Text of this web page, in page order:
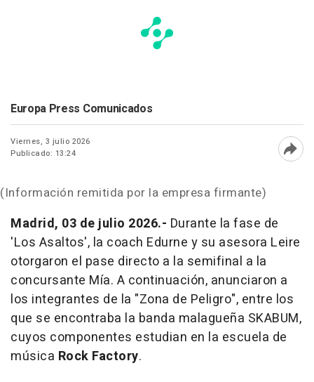
Europa Press Comunicados
Viernes, 3 julio 2026
Publicado: 13:24
(Información remitida por la empresa firmante)
Madrid, 03 de julio 2026.- Durante la fase de
'Los Asaltos', la coach Edurne y su asesora Leire
otorgaron el pase directo a la semifinal a la
concursante Mía. A continuación, anunciaron a
los integrantes de la "Zona de Peligro", entre los
que se encontraba la banda malagueña SKABUM,
cuyos componentes estudian en la escuela de
música Rock Factory.